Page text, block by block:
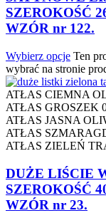
SZEROKOŚĆ
WZÓR nr 122.
Wybierz opcje Ten
wybrać na stronie
ATŁAS CIEMNA
ATŁAS GROSZEK
ATŁAS JASNA
ATŁAS
ATŁAS ZIELEŃ
DUŻE LIŚCIE
SZEROKOŚĆ
WZÓR nr 23.